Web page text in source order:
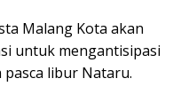
Malang Kota akan
untuk mengantisipasi
libur Nataru.